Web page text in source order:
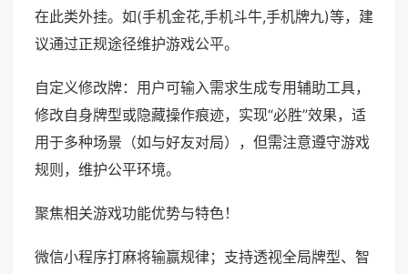
在此类外挂。如(手机金花,手机斗牛,手机牌九)等，建
议通过正规途径维护游戏公平。
自定义修改牌：用户可输入需求生成专用辅助工具，
修改自身牌型或隐藏操作痕迹，实现“必胜”效果，适
用于多种场景（如与好友对局），但需注意遵守游戏
规则，维护公平环境。
聚焦相关游戏功能优势与特色！
微信小程序打麻将输赢规律；支持透视全局牌型、智